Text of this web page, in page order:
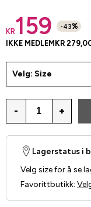
159
KR
-43%
IKKE MEDLEM KR
Velg: Size
- +
Lagerstatus i
Velg size for å se
Favorittbutikk: